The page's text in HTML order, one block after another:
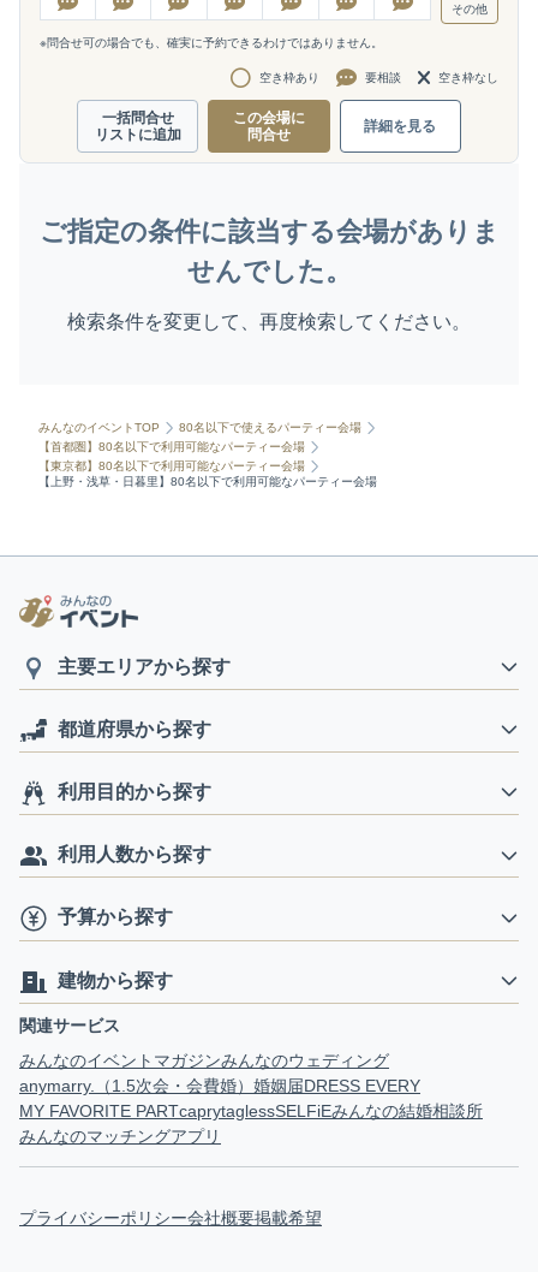
その他
※問合せ可の場合でも、確実に予約できるわけではありません。
空き枠あり 要相談 空き枠なし
一括問合せ
リストに追加
この会場に
問合せ
詳細を見る
ご指定の条件に該当する会場がありま
せんでした。
検索条件を変更して、再度検索してください。
みんなのイベントTOP
80名以下で使えるパーティー会場
【首都圏】80名以下で利用可能なパーティー会場
【東京都】80名以下で利用可能なパーティー会場
【上野・浅草・日暮里】80名以下で利用可能なパーティー会場
主要エリアから探す
都道府県から探す
利用目的から探す
利用人数から探す
予算から探す
建物から探す
関連サービス
みんなのイベントマガジンみんなのウェディング
anymarry.（1.5次会・会費婚） 婚姻届DRESS EVERY
MY FAVORITE PARTcaprytaglessSELFiEみんなの結婚相談所
みんなのマッチングアプリ
プライバシーポリシー会社概要掲載希望